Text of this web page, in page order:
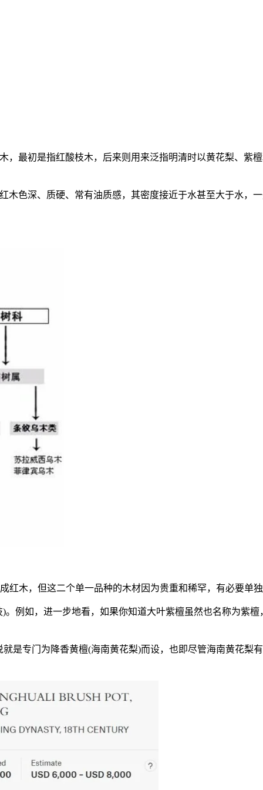
最初是指红酸枝木，后来则用来泛指明清时以黄花梨、紫
色深、质硬、常有油质感，其密度接近于水甚至大于水，
红木，但这二个单一品种的木材因为贵重和稀罕，有必要单
)。例如，进一步地看，如果你知道大叶紫檀虽然也名称为紫檀
是专门为降香黄檀(海南黄花梨)而设，也即尽管海南黄花梨